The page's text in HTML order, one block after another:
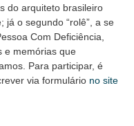
do arquiteto brasileiro
já o segundo “rolê”, a se
Com Deficiência,
e memórias que
Para participar, é
via formulário no site